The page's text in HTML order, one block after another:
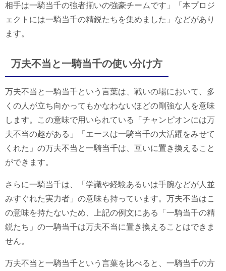
相手は一騎当千の強者揃いの強豪チームです」「本プロジ
ェクトには一騎当千の精鋭たちを集めました」などがあり
ます。
万夫不当と一騎当千の使い分け方
万夫不当と一騎当千という言葉は、戦いの場において、多
くの人が立ち向かってもかなわないほどの剛強な人を意味
します。この意味で用いられている「チャンピオンには万
夫不当の趣がある」「エースは一騎当千の大活躍をみせて
くれた」の万夫不当と一騎当千は、互いに置き換えること
ができます。
さらに一騎当千は、「学識や経験あるいは手腕などが人並
みすぐれた実力者」の意味も持っています。万夫不当はこ
の意味を持たないため、上記の例文にある「一騎当千の精
鋭たち」の一騎当千は万夫不当に置き換えることはできま
せん。
万夫不当と一騎当千という言葉を比べると、一騎当千の方